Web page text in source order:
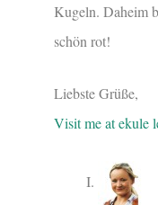
Kugeln. Daheim
schön rot!
Liebste Grüße,
Visit me at ekule